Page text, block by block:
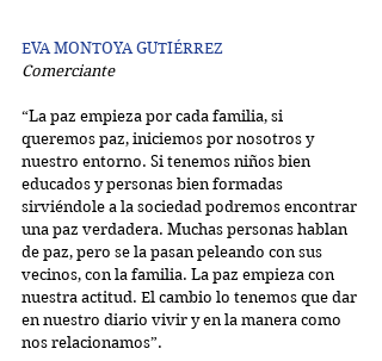
EVA MONTOYA GUTIÉRREZ
Comerciante
“La paz empieza por cada familia, si
queremos paz, iniciemos por nosotros y
nuestro entorno. Si tenemos niños bien
educados y personas bien formadas
sirviéndole a la sociedad podremos encontrar
una paz verdadera. Muchas personas hablan
de paz, pero se la pasan peleando con sus
vecinos, con la familia. La paz empieza con
nuestra actitud. El cambio lo tenemos que dar
en nuestro diario vivir y en la manera como
nos relacionamos”.